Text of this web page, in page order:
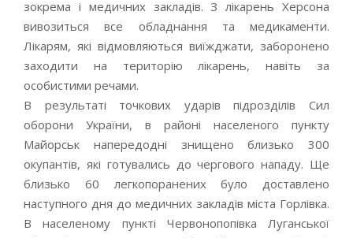
зокрема і медичних закладів. З лікарень Херсона
вивозиться все обладнання та медикаменти.
Лікарям, які відмовляються виїжджати, заборонено
заходити на територію лікарень, навіть за
особистими речами.
В результаті точкових ударів підрозділів Сил
оборони України, в районі населеного пункту
Майорськ напередодні знищено близько 300
окупантів, які готувались до чергового нападу. Ще
близько 60 легкопоранених було доставлено
наступного дня до медичних закладів міста Горлівка.
В населеному пункті Червонопопівка Луганської